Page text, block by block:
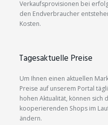
Verkaufsprovisionen bei
den Endverbraucher
Kosten.
Tagesaktuelle Preise
Um Ihnen einen aktuellen
Preise auf unserem Portal
hohen Aktualität, können sich
kooperierenden Shops im
ändern.